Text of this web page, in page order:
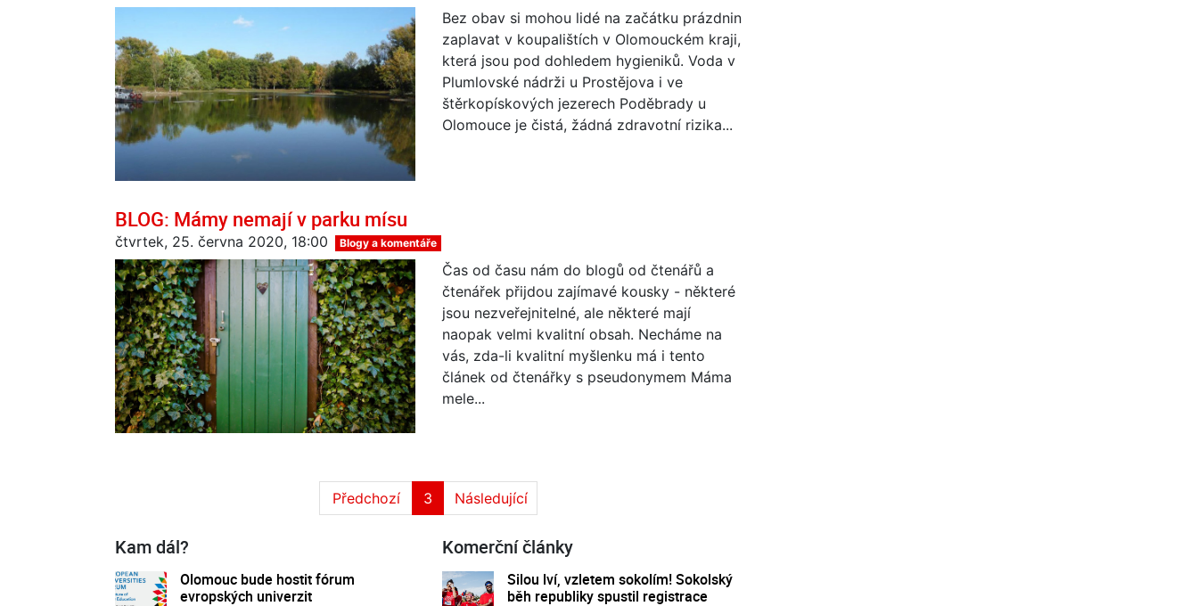
Bez obav si mohou lidé na začátku prázdnin
zaplavat v koupalištích v Olomouckém kraji,
která jsou pod dohledem hygieniků. Voda v
Plumlovské nádrži u Prostějova i ve
štěrkopískových jezerech Poděbrady u
Olomouce je čistá, žádná zdravotní rizika...
BLOG: Mámy nemají v parku mísu
čtvrtek, 25. června 2020, 18:00 Blogy a komentáře
Čas od času nám do blogů od čtenářů a
čtenářek přijdou zajímavé kousky - některé
jsou nezveřejnitelné, ale některé mají
naopak velmi kvalitní obsah. Necháme na
vás, zda-li kvalitní myšlenku má i tento
článek od čtenářky s pseudonymem Máma
mele...
Předchozí 3 Následující
Kam dál?
Olomouc bude hostit fórum
evropských univerzit
Komerční články
Silou lví, vzletem sokolím! Sokolský
běh republiky spustil registrace